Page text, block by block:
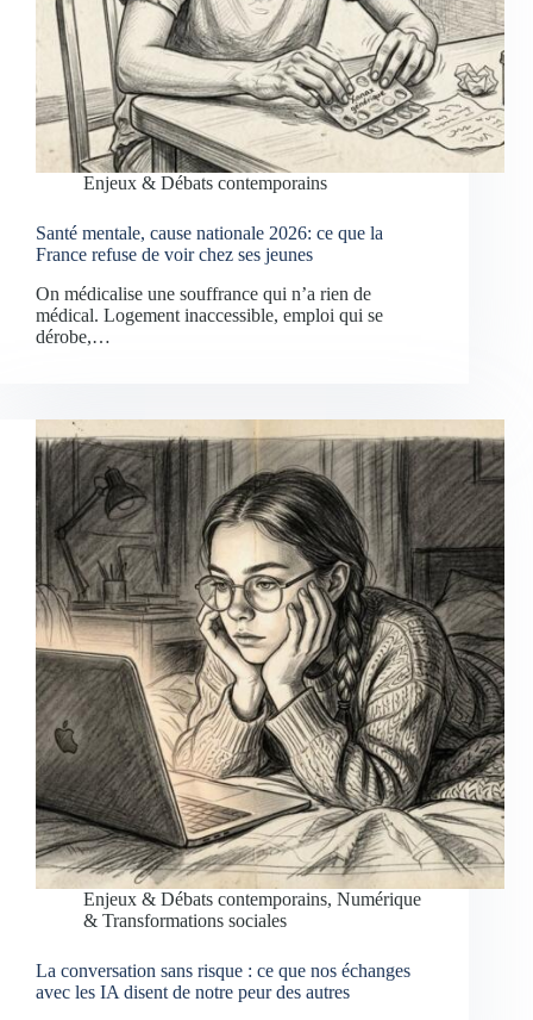
Enjeux & Débats contemporains
Santé mentale, cause nationale 2026: ce que la
France refuse de voir chez ses jeunes
On médicalise une souffrance qui n’a rien de
médical. Logement inaccessible, emploi qui se
dérobe,…
Enjeux & Débats contemporains, Numérique
& Transformations sociales
La conversation sans risque : ce que nos échanges
avec les IA disent de notre peur des autres